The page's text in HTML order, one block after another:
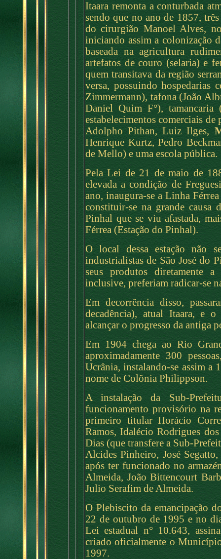
Itaara remonta a conturbada
sendo que no ano de 1857,
do cirurgião Manoel Alves,
iniciando assim a colonização
baseada na agricultura
artefatos de couro (selaria) e
quem transitava da região
versa, possuindo hospedarias
Zimmermann), tafona (João
Daniel Quim F°), tamancaria
estabelecimentos comerciais
Adolpho Pithan, Luiz Ilges,
Henrique Kurtz, Pedro
de Mello) e uma escola pública.
Pela Lei de 21 de maio de
elevada a condição de
ano, inaugura-se a Linha
constituir-se na grande causa
Pinhal que se viu afastada,
Férrea (Estação do Pinhal).
O local dessa estação não
industrialistas de São José do
seus produtos diretamente
inclusive, preferiam radicar-se
Em decorrência disso,
decadência), atual Itaara, e
alcançar o progresso da antiga
Em 1904 chega ao Rio
aproximadamente 300
Ucrânia, instalando-se assim a
nome de Colônia Philippson.
A instalação da Sub-
funcionamento provisório na
primeiro titular Horácio
Ramos, Idalécio Rodrigues
Dias (que transfere a Sub-
Alcides Pinheiro, José
após ter funcionado no
Almeida, João Bittencourt
Julio Serafim de Almeida.
O Plebiscito da emancipação
22 de outubro de 1995 e no
Lei estadual n° 10.643,
criado oficialmente o
1997.